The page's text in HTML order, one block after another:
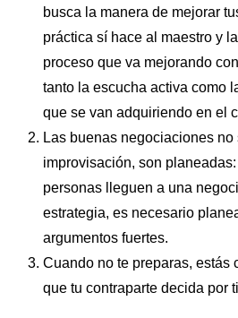
busca la manera de mejorar
práctica sí hace al maestro y
proceso que va mejorando
tanto la escucha activa como
que se van adquiriendo en el
Las buenas negociaciones no
improvisación, son
personas lleguen a una
estrategia, es necesario
argumentos fuertes.
Cuando no te preparas, estás
que tu contraparte decida por